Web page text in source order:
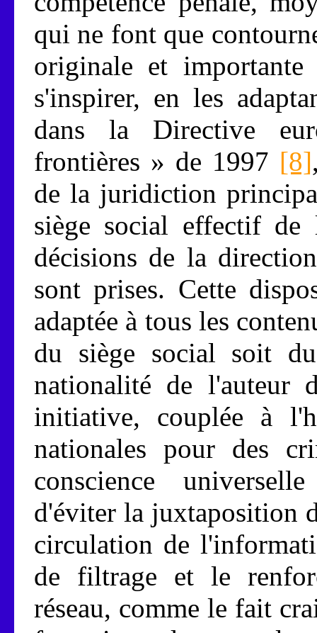
qui ne font que
originale et
s'inspirer, en les
dans la Directive
frontières » de 1997 [8]
de la juridiction
siège social effectif
décisions de la
sont prises. Cette
adaptée à tous les
du siège social soit
nationalité de l'auteur
initiative, couplée à
nationales pour des
conscience
d'éviter la juxtaposition
circulation de
de filtrage et le
réseau, comme le fait